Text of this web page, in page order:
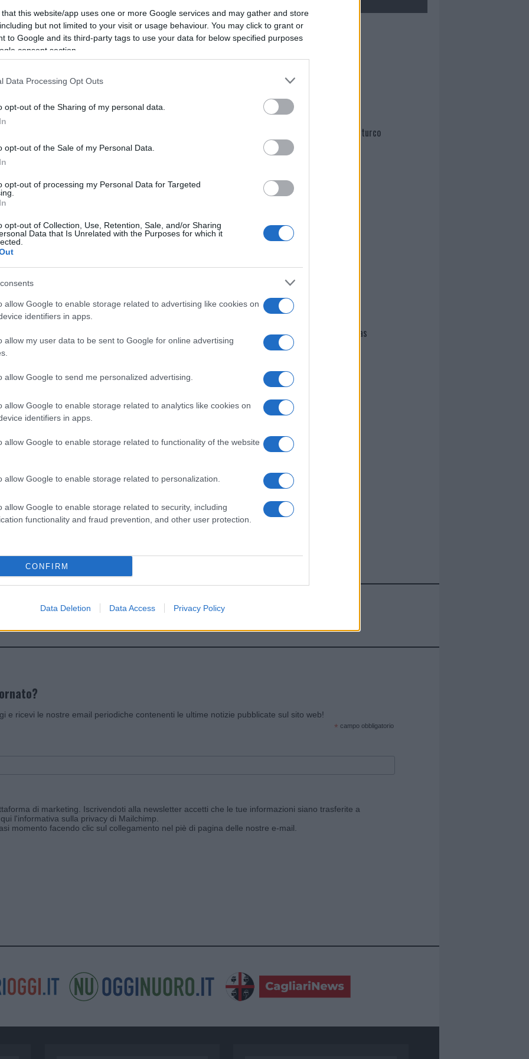
that this website/app uses one or more Google services and may gather and store
but not limited to your visit or usage behaviour. You may click to grant or
to Google and its third-party tags to use your data for below specified purposes
consent section.
Data Processing Opt Outs
opt-out of the Sharing of my personal data.
opt-out of the Sale of my Personal Data.
opt-out of processing my Personal Data for Targeted
opt-out of Collection, Use, Retention, Sale, and/or Sharing
Data that Is Unrelated with the Purposes for which it
allow Google to enable storage related to advertising like cookies on
identifiers in apps.
allow my user data to be sent to Google for online advertising
allow Google to send me personalized advertising.
allow Google to enable storage related to analytics like cookies on
identifiers in apps.
allow Google to enable storage related to functionality of the website
allow Google to enable storage related to personalization.
allow Google to enable storage related to security, including
functionality and fraud prevention, and other user protection.
CONFIRM
Data Deletion Data Access Privacy Policy
cliccando qui
nella sezioneLogindal menù del sito o
Sophie Codegoni Flirt
Vacanze
i tuoi video e le tue foto
+39 345 356 7512
di GalluraOggi.it
news da
Mario Malu
Paolo Pinna
Martina Agostina Diturco
I nostri cari
I nostri cari
I nostri cari
Giovannimaria Cabras
Invia un Comunicato Stampa| Pubblicità| Segnala
e ricevi le nostre email periodiche contenenti le ultime notizie pubblicate sul sito web!
* campo obbligatorio
di marketing. Iscrivendoti alla newsletter accetti che le tue informazioni siano trasferite a
l'informativa sulla privacy di Mailchimp
momento facendo clic sul collegamento nel piè di pagina delle nostre e-mail.